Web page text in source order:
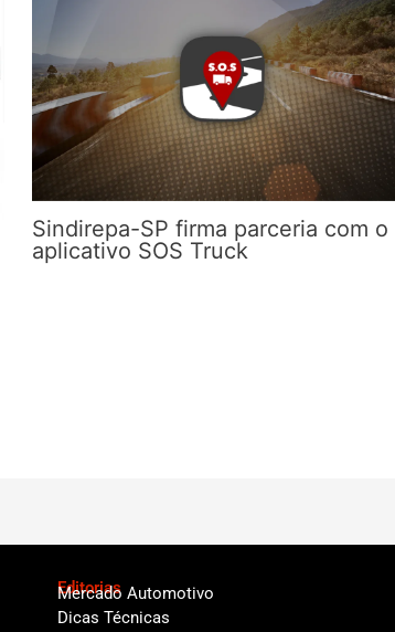
Sindirepa-SP firma parceria com o
aplicativo SOS Truck
Editorias
Mercado Automotivo
Dicas Técnicas